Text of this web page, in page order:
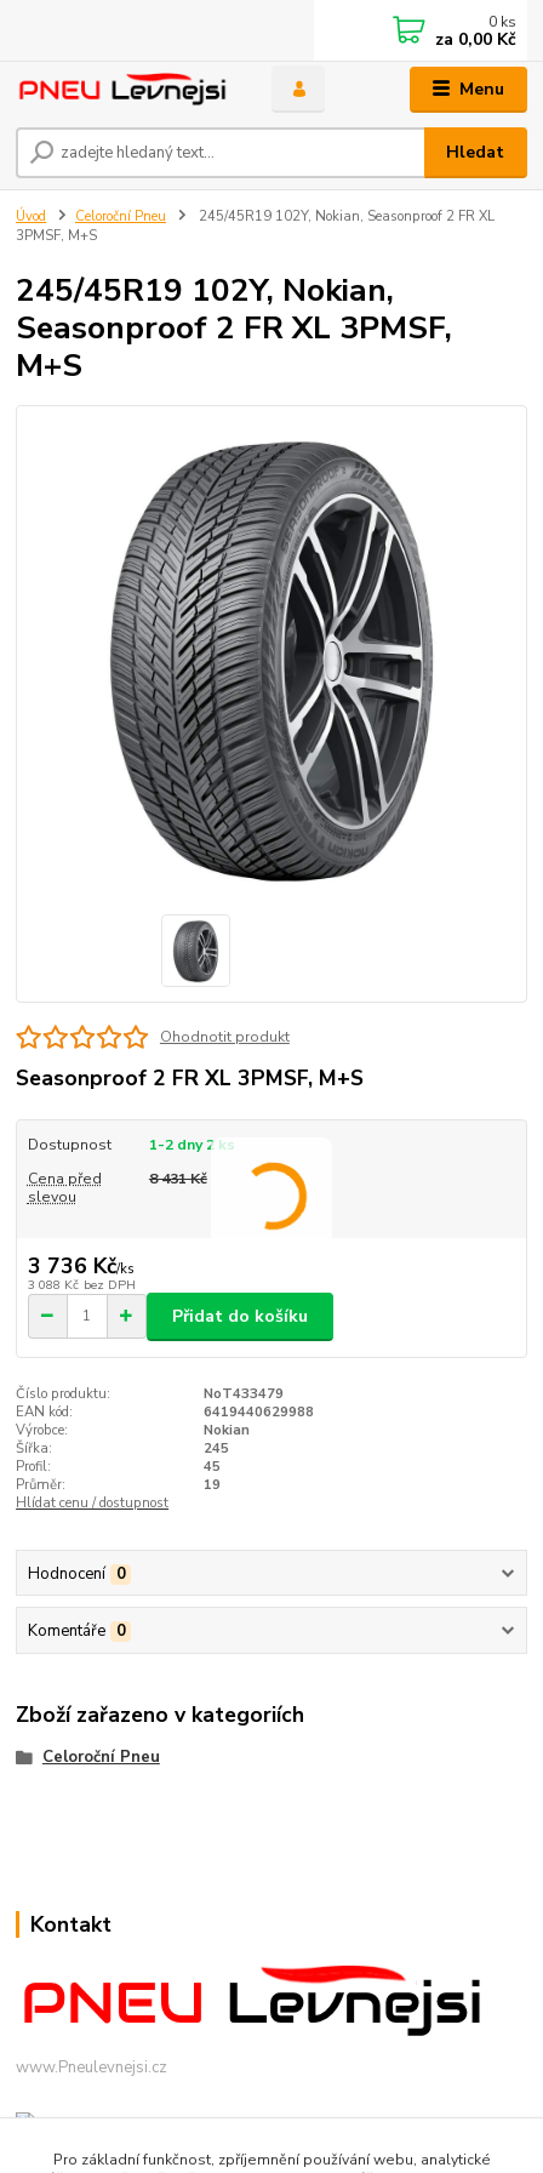
Menu
Hledat
0 ks
za 0,00 Kč
Úvod Celoroční Pneu
245/45R19 102Y, Nokian, Seasonproof 2 FR XL
3PMSF, M+S
245/45R19 102Y, Nokian,
Seasonproof 2 FR XL 3PMSF,
M+S
Ohodnotit produkt
Seasonproof 2 FR XL 3PMSF, M+S
Dostupnost
1-2 dny 2 ks
Cena před
slevou
8 431 Kč
3 736 Kč/ks
3 088 Kč bez DPH
Přidat do košíku
Číslo produktu:
NoT433479
EAN kód:
6419440629988
Výrobce:
Nokian
Šířka:
245
Profil:
45
Průměr:
19
Hlídat cenu / dostupnost
Hodnocení 0
Komentáře 0
Zboží zařazeno v kategoriích
Celoroční Pneu
Kontakt
www.Pneulevnejsi.cz
Pro základní funkčnost, zpříjemnění používání webu, analytické